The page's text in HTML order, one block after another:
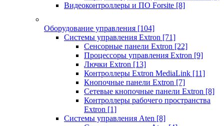
Видеоконтроллеры и ПО Forsite [8]
Оборудование управления [104]
Системы управления Extron [71]
Сенсорные панели Extron [22]
Процессоры управления Extron [9]
Лючки Extron [13]
Контроллеры Extron MediaLink [11]
Кнопочные панели Extron [7]
Сетевые кнопочные панели Extron [8]
Контроллеры рабочего пространства
Extron [1]
Системы управления Aten [8]